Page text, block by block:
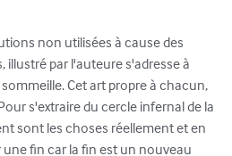
non utilisées à cause des
illustré par l'auteure s'adresse à
Cet art propre à chacun,
s'extraire du cercle infernal de la
sont les choses réellement et en
fin car la fin est un nouveau